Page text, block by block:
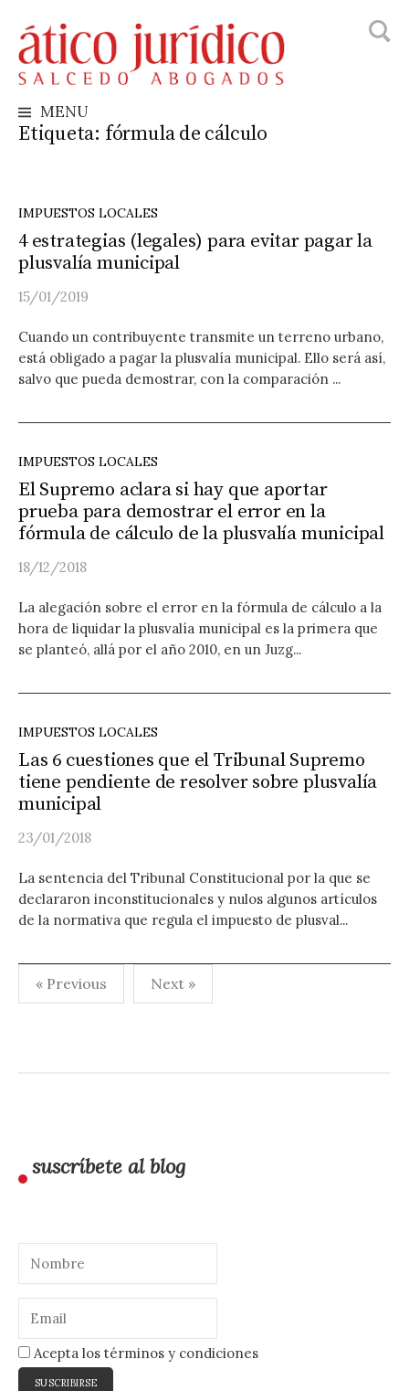
to
content
MENU
Etiqueta: fórmula de cálculo
IMPUESTOS LOCALES
4 estrategias (legales) para evitar pagar la
plusvalía municipal
15/01/2019
Cuando un contribuyente transmite un terreno urbano,
está obligado a pagar la plusvalía municipal. Ello será así,
salvo que pueda demostrar, con la comparación ...
IMPUESTOS LOCALES
El Supremo aclara si hay que aportar
prueba para demostrar el error en la
fórmula de cálculo de la plusvalía municipal
18/12/2018
La alegación sobre el error en la fórmula de cálculo a la
hora de liquidar la plusvalía municipal es la primera que
se planteó, allá por el año 2010, en un Juzg...
IMPUESTOS LOCALES
Las 6 cuestiones que el Tribunal Supremo
tiene pendiente de resolver sobre plusvalía
municipal
23/01/2018
La sentencia del Tribunal Constitucional por la que se
declararon inconstitucionales y nulos algunos artículos
de la normativa que regula el impuesto de plusval...
Paginación
de
« Previous Next »
suscríbete al blog
Acepta los términos y condiciones